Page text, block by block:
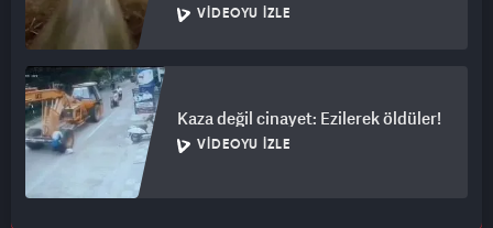
VIDEOYU İZLE
Kaza değil cinayet: Ezilerek öldüler!
VIDEOYU İZLE